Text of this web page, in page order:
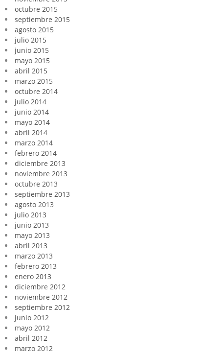
octubre 2015
septiembre 2015
agosto 2015
julio 2015
junio 2015
mayo 2015
abril 2015
marzo 2015
octubre 2014
julio 2014
junio 2014
mayo 2014
abril 2014
marzo 2014
febrero 2014
diciembre 2013
noviembre 2013
octubre 2013
septiembre 2013
agosto 2013
julio 2013
junio 2013
mayo 2013
abril 2013
marzo 2013
febrero 2013
enero 2013
diciembre 2012
noviembre 2012
septiembre 2012
junio 2012
mayo 2012
abril 2012
marzo 2012